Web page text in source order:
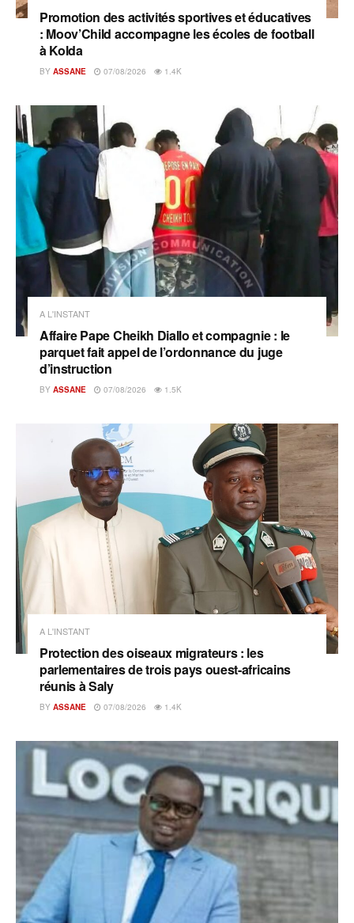
Promotion des activités sportives et éducatives
: Moov’Child accompagne les écoles de football
à Kolda
BY ASSANE 07/08/2026 1.4K
A L'INSTANT
Affaire Pape Cheikh Diallo et compagnie : le
parquet fait appel de l’ordonnance du juge
d’instruction
BY ASSANE 07/08/2026 1.5K
A L'INSTANT
Protection des oiseaux migrateurs : les
parlementaires de trois pays ouest-africains
réunis à Saly
BY ASSANE 07/08/2026 1.4K